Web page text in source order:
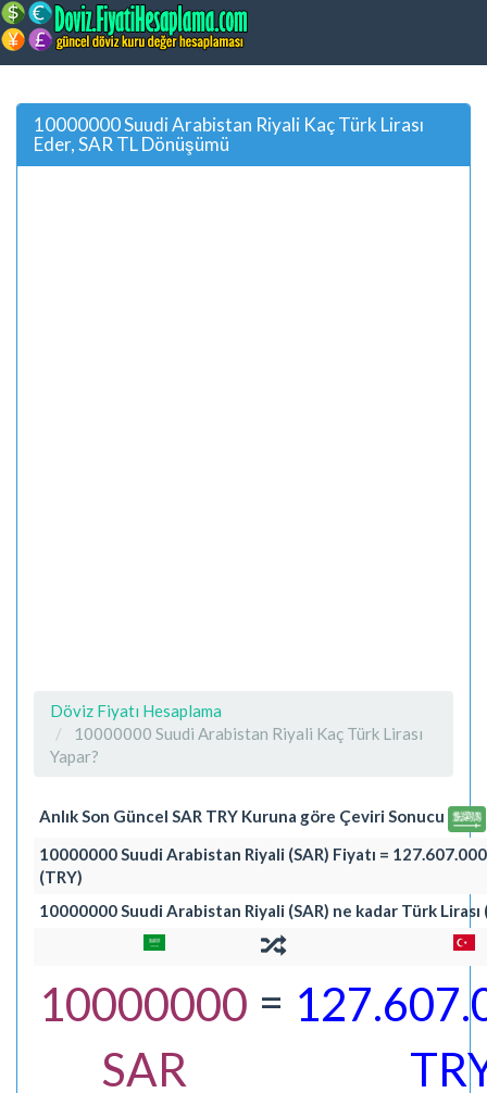
10000000 Suudi Arabistan Riyali Kaç Türk Lirası
Eder, SAR TL Dönüşümü
Döviz Fiyatı Hesaplama
10000000 Suudi Arabistan Riyali Kaç Türk Lirası
Yapar?
Anlık Son Güncel SAR TRY Kuruna göre Çeviri Sonucu
10000000 Suudi Arabistan Riyali (SAR) Fiyatı =
(TRY)
10000000 Suudi Arabistan Riyali (SAR) ne kadar Türk Lirası
10000000
SAR
=